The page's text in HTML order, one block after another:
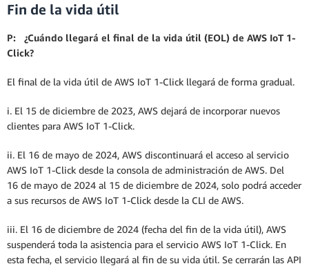
Fin de la vida útil
P: ¿Cuándo llegará el final de la vida útil (EOL) de AWS IoT 1-
Click?
El final de la vida útil de AWS IoT 1-Click llegará de forma gradual.
i. El 15 de diciembre de 2023, AWS dejará de incorporar nuevos
clientes para AWS IoT 1-Click.
ii. El 16 de mayo de 2024, AWS discontinuará el acceso al servicio
AWS IoT 1-Click desde la consola de administración de AWS. Del
16 de mayo de 2024 al 15 de diciembre de 2024, solo podrá acceder
a sus recursos de AWS IoT 1-Click desde la CLI de AWS.
iii. El 16 de diciembre de 2024 (fecha del fin de la vida útil), AWS
suspenderá toda la asistencia para el servicio AWS IoT 1-Click. En
esta fecha, el servicio llegará al fin de su vida útil. Se cerrarán las API